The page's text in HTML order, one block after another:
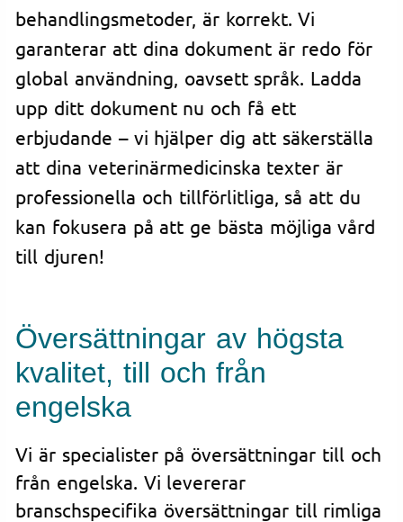
behandlingsmetoder, är korrekt. Vi
garanterar att dina dokument är redo för
global användning, oavsett språk. Ladda
upp ditt dokument nu och få ett
erbjudande – vi hjälper dig att säkerställa
att dina veterinärmedicinska texter är
professionella och tillförlitliga, så att du
kan fokusera på att ge bästa möjliga vård
till djuren!
Översättningar av högsta
kvalitet, till och från
engelska
Vi är specialister på översättningar till och
från engelska. Vi levererar
branschspecifika översättningar till rimliga